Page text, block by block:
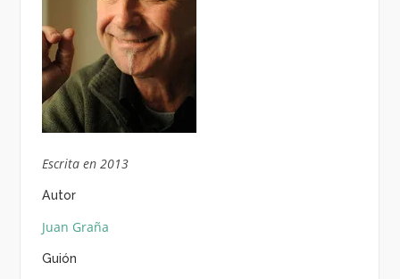
Escrita en 2013
Autor
Juan Graña
Guión